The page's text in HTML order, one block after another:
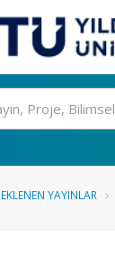
YAYINLAR